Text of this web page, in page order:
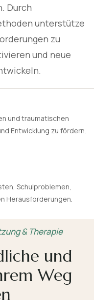
Durch
unterstütze
zu
und neue
und traumatischen
Entwicklung zu fördern.
Schulproblemen,
Herausforderungen.
& Therapie
und
Weg